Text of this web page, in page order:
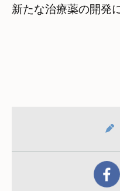
新たな治療薬の開発